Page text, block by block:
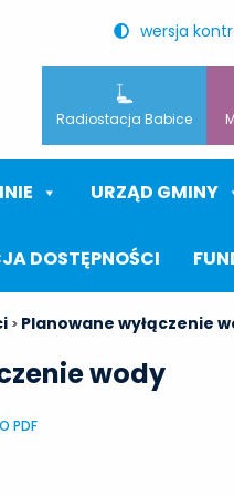
wersja
Radiostacja Babice
URZĄD GMINY
DOSTĘPNOŚCI
> Planowane wyłączenie
wody
PDF